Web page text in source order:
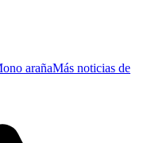
arañaMás noticias de